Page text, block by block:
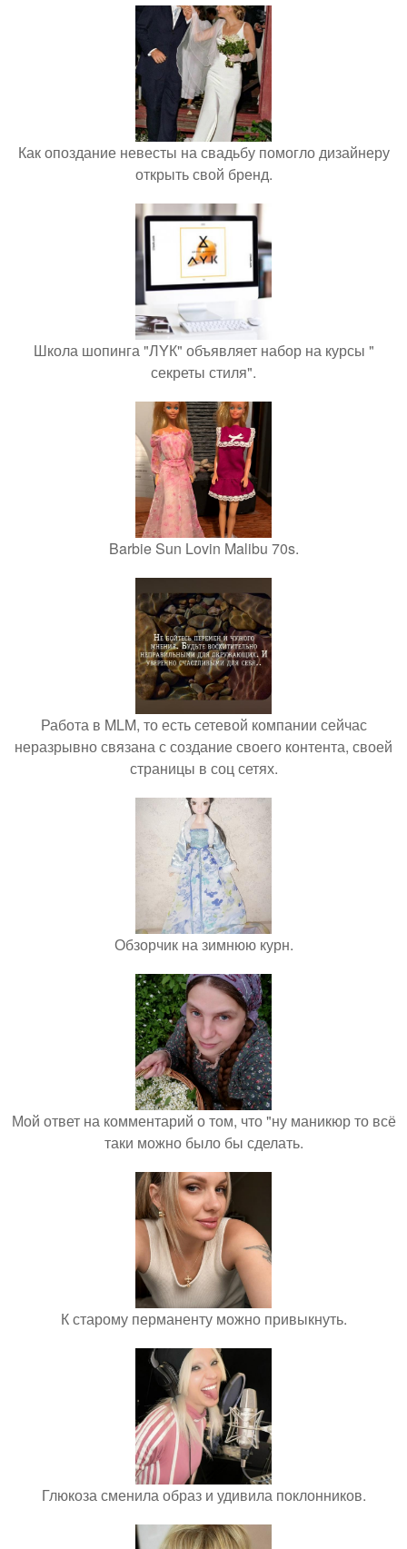
Как опоздание невесты на свадьбу помогло дизайнеру
открыть свой бренд.
Школа шопинга "ЛYК" объявляет набор на курсы "
секреты стиля".
Barbie Sun Lovin Malibu 70s.
Работа в MLM, то есть сетевой компании сейчас
неразрывно связана с создание своего контента, своей
страницы в соц сетях.
Обзорчик на зимнюю курн.
Мой ответ на комментарий о том, что "ну маникюр то всё
таки можно было бы сделать.
К старому перманенту можно привыкнуть.
Глюкоза сменила образ и удивила поклонников.